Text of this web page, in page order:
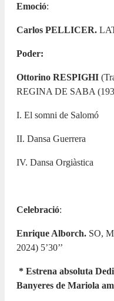
Emoció:
Carlos PELLICER.
Poder:
Ottorino RESPIGHI
REGINA DE SABA
I. El somni de Salomó
II. Dansa Guerrera
IV. Dansa Orgiàstica
Celebració:
Enrique Alborch. SO,
2024) 5’30’’
* Estrena absoluta
Banyeres de Mariola